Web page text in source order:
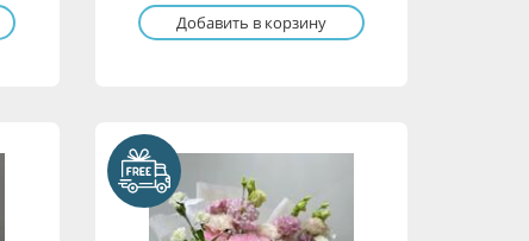
Добавить в корзину